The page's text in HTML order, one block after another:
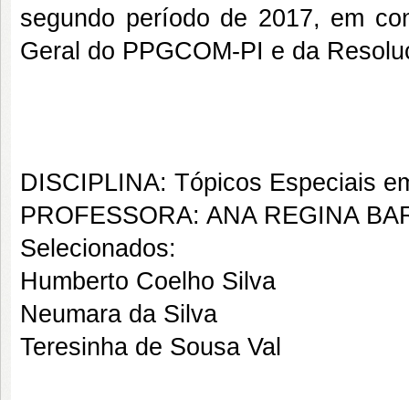
segundo período de 2017, em
Geral do PPGCOM-PI e da
DISCIPLINA: Tópicos Especiais
PROFESSORA: ANA REGINA
Selecionados:
Humberto Coelho Silva
Neumara da Silva
Teresinha de Sousa Val